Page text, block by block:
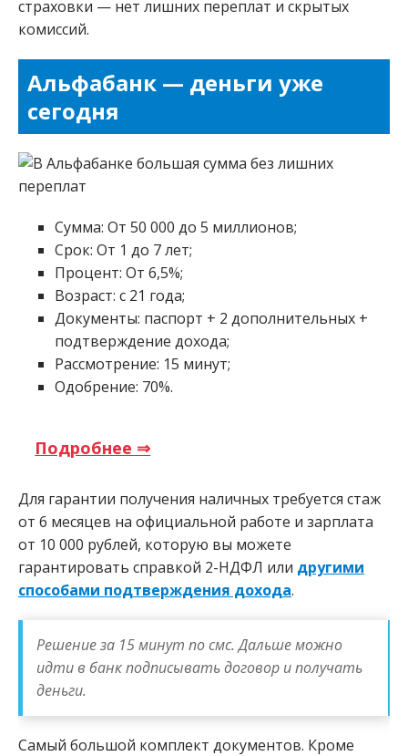
страховки — нет лишних переплат и скрытых
комиссий.
Альфабанк — деньги уже
сегодня
Сумма: От 50 000 до 5 миллионов;
Срок: От 1 до 7 лет;
Процент: От 6,5%;
Возраст: с 21 года;
Документы: паспорт + 2 дополнительных +
подтверждение дохода;
Рассмотрение: 15 минут;
Одобрение: 70%.
Подробнее ⇒
Для гарантии получения наличных требуется стаж
от 6 месяцев на официальной работе и зарплата
от 10 000 рублей, которую вы можете
гарантировать справкой 2-НДФЛ или другими
способами подтверждения дохода.
Решение за 15 минут по смс. Дальше можно
идти в банк подписывать договор и получать
деньги.
Самый большой комплект документов. Кроме